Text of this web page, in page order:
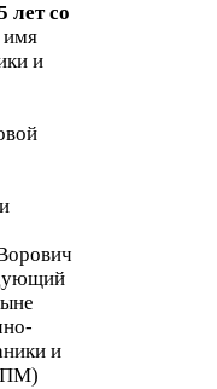
лет со
имя
и
и
ПМ)